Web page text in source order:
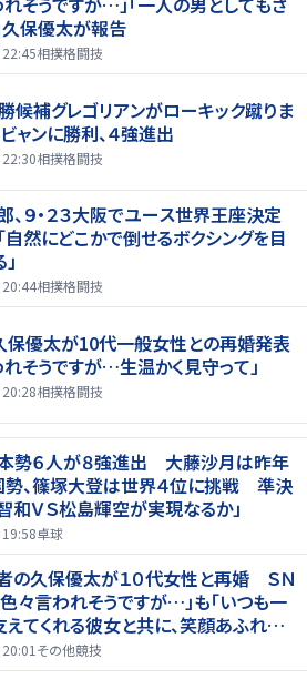
久保優太が報告
相撲格闘技
勝候補グレゴリアンがローキック蹴りま
ャンに勝利、４強進出
相撲格闘技
、９・２３大阪でユース世界王座決定
然にどこかで倒せるボクシングを目
相撲格闘技
保優太が10代一般女性との再婚発表
れそうですが…生温かく見守って」
相撲格闘技
本勢６人が８強進出 大藤沙月は昨年
勢、篠塚大登は世界４位に挑戦 準決
和ＶＳ松島輝空が実現なるか」
卓球
の久保優太が１０代女性と再婚 ＳＮ
色々言われそうですが…」も「いつも一
えてくれる彼女と共に、笑顔あふれる
いきたい」
その他競技